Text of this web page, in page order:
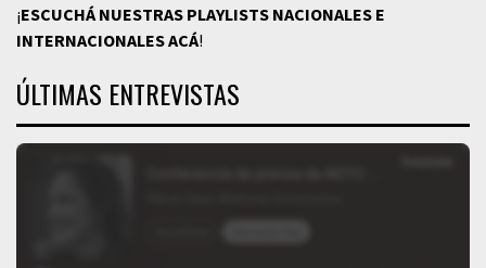
¡ESCUCHÁ NUESTRAS PLAYLISTS NACIONALES E
INTERNACIONALESACÁ!
ÚLTIMAS ENTREVISTAS